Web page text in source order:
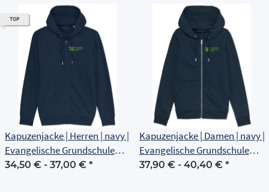
TOP
Kapuzenjacke | Herren | navy |
Evangelische Grundschule
Erfurt
34,50 € - 37,00 € *
Kapuzenjacke | Damen | navy |
Evangelische Grundschule
Erfurt
37,90 € - 40,40 € *